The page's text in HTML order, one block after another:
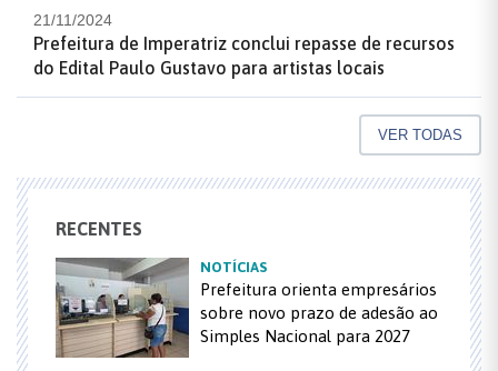
21/11/2024
Prefeitura de Imperatriz conclui repasse de recursos
do Edital Paulo Gustavo para artistas locais
VER TODAS
RECENTES
NOTÍCIAS
Prefeitura orienta empresários
sobre novo prazo de adesão ao
Simples Nacional para 2027